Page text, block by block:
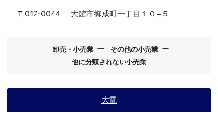
〒017-0044
大館市御成町一丁目１０−５
卸売・小売業 ー その他の小売業 ー
他に分類されない小売業
大電